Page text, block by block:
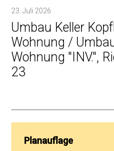
Umbau Keller
Wohnung /
Wohnung "INV.",
23
23. Juli 2026
Planauflage